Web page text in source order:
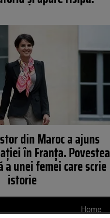
din Maroc a ajuns
în Franţa. Povestea
unei femei care scrie
istorie
Home